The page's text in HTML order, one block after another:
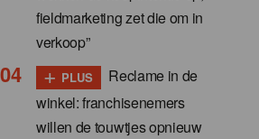
fieldmarketing zet die om in
verkoop”
+ PLUS
Reclame in de
winkel: franchisenemers
willen de touwtjes opnieuw